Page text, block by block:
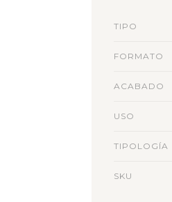
TIPO
FORMATO
ACABADO
USO
TIPOLOGÍA
SKU